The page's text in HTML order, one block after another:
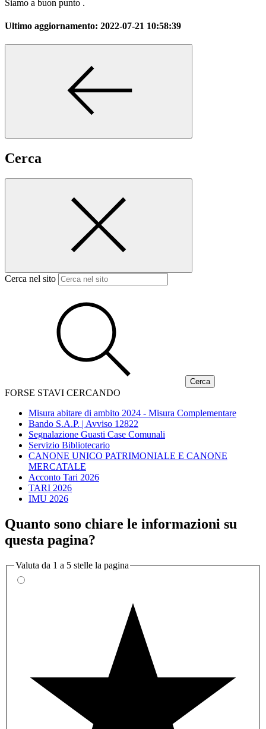
Siamo a buon punto .
Ultimo aggiornamento: 2022-07-21 10:58:39
Cerca
Cerca nel sito
FORSE STAVI CERCANDO
Misura abitare di ambito 2024 - Misura Complementare
Bando S.A.P. | Avviso 12822
Segnalazione Guasti Case Comunali
Servizio Bibliotecario
CANONE UNICO PATRIMONIALE E CANONE
MERCATALE
Acconto Tari 2026
TARI 2026
IMU 2026
Quanto sono chiare le informazioni su
questa pagina?
Valuta da 1 a 5 stelle la pagina